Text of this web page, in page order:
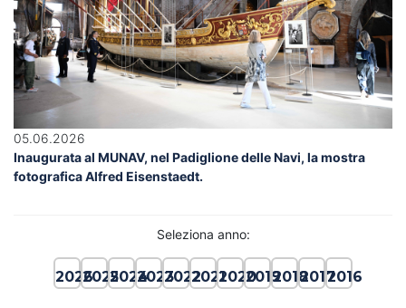
05.06.2026
Inaugurata al MUNAV, nel Padiglione delle Navi, la mostra
fotografica Alfred Eisenstaedt.
Seleziona anno:
20262025202420232022202120202019201820172016